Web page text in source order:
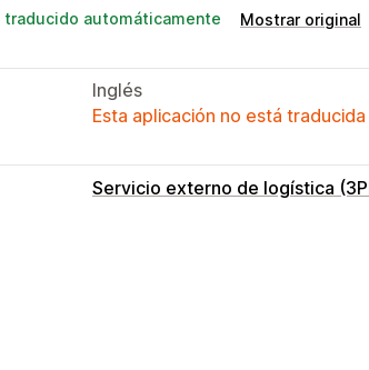
automáticamente Mostrar original
Inglés
Esta aplicación no está traducida
Servicio externo de logística